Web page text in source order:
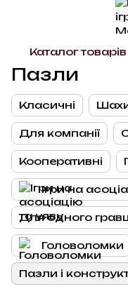
Каталог товарів
Пазли
Класичні
Для компанії
Кооперативні
Ігри на
Для одного
Головоломки
Пазли і